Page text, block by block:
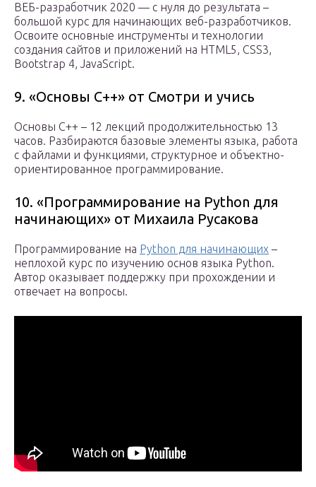
ВЕБ-разработчик 2020 — с нуля до результата –
большой курс для начинающих веб-разработчиков.
Освоите основные инструменты и технологии
создания сайтов и приложений на HTML5, CSS3,
Bootstrap 4, JavaScript.
9. «Основы С++» от Смотри и учись
Основы С++ – 12 лекций продолжительностью 13
часов. Разбираются базовые элементы языка, работа
с файлами и функциями, структурное и объектно-
ориентированное программирование.
10. «Программирование на Python для
начинающих» от Михаила Русакова
Программирование на Python для начинающих –
неплохой курс по изучению основ языка Python.
Автор оказывает поддержку при прохождении и
отвечает на вопросы.